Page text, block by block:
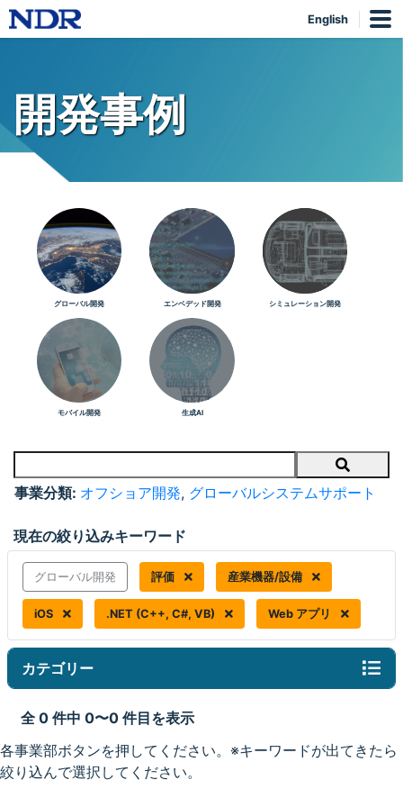
English
開発事例
グローバル開発 エンベデッド開発 シミュレーション開発
モバイル開発 生成AI
Search
事業分類: オフショア開発, グローバルシステムサポート
現在の絞り込みキーワード
グローバル開発 評価 産業機器/設備
iOS .NET (C++, C#, VB) Web アプリ
カテゴリー
全 0 件中 0〜0 件目を表示
各事業部ボタンを押してください。※キーワードが出てきたら
絞り込んで選択してください。